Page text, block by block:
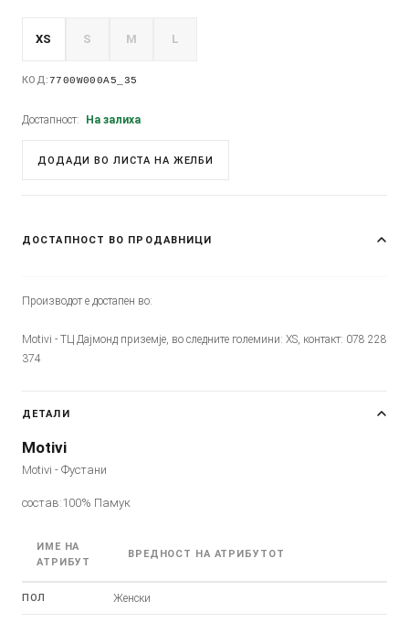
XS S M L
КОД:7700W000A5_35
Достапност: На залиха
ДОДАДИ ВО ЛИСТА НА ЖЕЛБИ
ДОСТАПНОСТ ВО ПРОДАВНИЦИ
Производот е достапен во:
Motivi - ТЦ Дајмонд приземје, во следните големини: XS, контакт: 078 228
374
ДЕТАЛИ
Motivi
Motivi - Фустани
состав:100% Памук
ИМЕ НА
АТРИБУТ
ВРЕДНОСТ НА АТРИБУТОТ
ПОЛ Женски